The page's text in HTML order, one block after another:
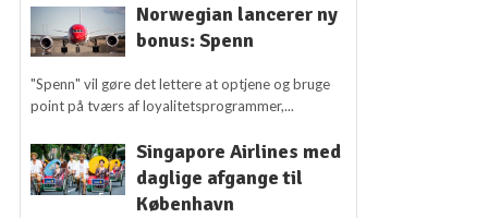
Norwegian lancerer ny
bonus: Spenn
"Spenn" vil gøre det lettere at optjene og bruge
point på tværs af loyalitetsprogrammer,...
Singapore Airlines med
daglige afgange til
København